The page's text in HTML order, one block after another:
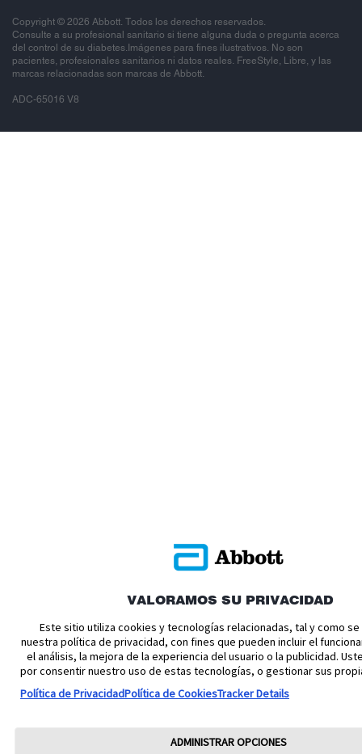
Copyright © 2026 Abbott. Todos los derechos reservados.
Consulte a su profesional sanitario si tiene alguna duda o pregunta acerca
del control de su diabetes.Imágenes para fines ilustrativos. No son
pacientes, profesionales sanitarios ni datos reales. FreeStyle, Libre, y las
marcas relacionadas son marcas de Abbott.
ADC-65016 V8
VALORAMOS SU PRIVACIDAD
Este sitio utiliza cookies y tecnologías relacionadas, tal y como
nuestra política de privacidad, con fines que pueden incluir el
el análisis, la mejora de la experiencia del usuario o la publicidad.
por consentir nuestro uso de estas tecnologías, o gestionar sus
Política de PrivacidadPolítica de CookiesTracker Details
ADMINISTRAR OPCIONES